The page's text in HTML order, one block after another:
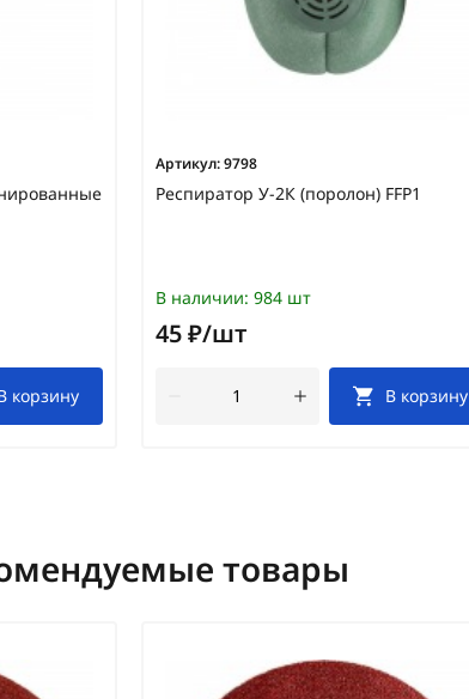
корзину
Артикул:9798
Респиратор У-2К (поролон) FFP1
В наличии: 984 шт
45 ₽/шт
В корзину
товары